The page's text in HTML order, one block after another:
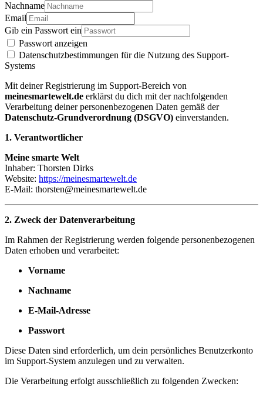
Nachname
Email
Gib ein Passwort ein
Passwort anzeigen
Datenschutzbestimmungen für die Nutzung des Support-
Systems
Mit deiner Registrierung im Support-Bereich von
meinesmartewelt.de erklärst du dich mit der nachfolgenden
Verarbeitung deiner personenbezogenen Daten gemäß der
Datenschutz-Grundverordnung (DSGVO) einverstanden.
1. Verantwortlicher
Meine smarte Welt
Inhaber: Thorsten Dirks
Website: https://meinesmartewelt.de
E-Mail: thorsten@meinesmartewelt.de
2. Zweck der Datenverarbeitung
Im Rahmen der Registrierung werden folgende personenbezogenen
Daten erhoben und verarbeitet:
Vorname
Nachname
E-Mail-Adresse
Passwort
Diese Daten sind erforderlich, um dein persönliches Benutzerkonto
im Support-System anzulegen und zu verwalten.
Die Verarbeitung erfolgt ausschließlich zu folgenden Zwecken: